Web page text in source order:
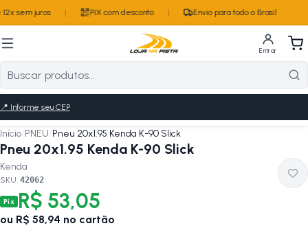
sem juros PIX com desconto Envio para todo o Brasil
Entrar
📍 Informe seu CEP
Início/PNEU/Pneu 20x1.95 Kenda K-90 Slick
Pneu 20x1.95 Kenda K-90 Slick
Kenda
SKU: 42062
Pix R$ 53,05
ou R$ 58,94 no cartão